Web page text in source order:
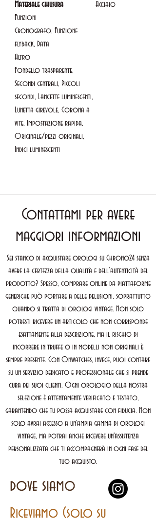
Materiale chiusura
Acciaio
Funzioni
Cronografo, Funzione
flyback, Data
Altro
Fondello trasparente,
Secondi centrali, Piccoli
secondi, Lancette luminescenti,
Lunetta girevole, Corona a
vite, Impostazione rapida,
Originale/pezzi originali,
Indici luminescenti
Contattami per avere
maggiori informazioni
Sei stanco di acquistare orologi su Chrono24 senza
avere la certezza della qualità e dell’autenticità del
prodotto? Spesso, comprare online da piattaforme
generiche può portare a delle delusioni, soprattutto
quando si tratta di orologi vintage. Non solo
potresti ricevere un articolo che non corrisponde
esattamente alla descrizione, ma il rischio di
incorrere in truffe o in modelli non originali è
sempre presente. Con Onwatches, invece, puoi contare
su un servizio dedicato e professionale che si prende
cura dei suoi clienti. Ogni orologio della nostra
selezione è attentamente verificato e testato,
garantendo che tu possa acquistare con fiducia. Non
solo avrai accesso a un'ampia gamma di orologi
vintage, ma potrai anche ricevere un'assistenza
personalizzata che ti accompagnerà in ogni fase del
tuo acquisto.
dove siamo
Riceviamo (solo su